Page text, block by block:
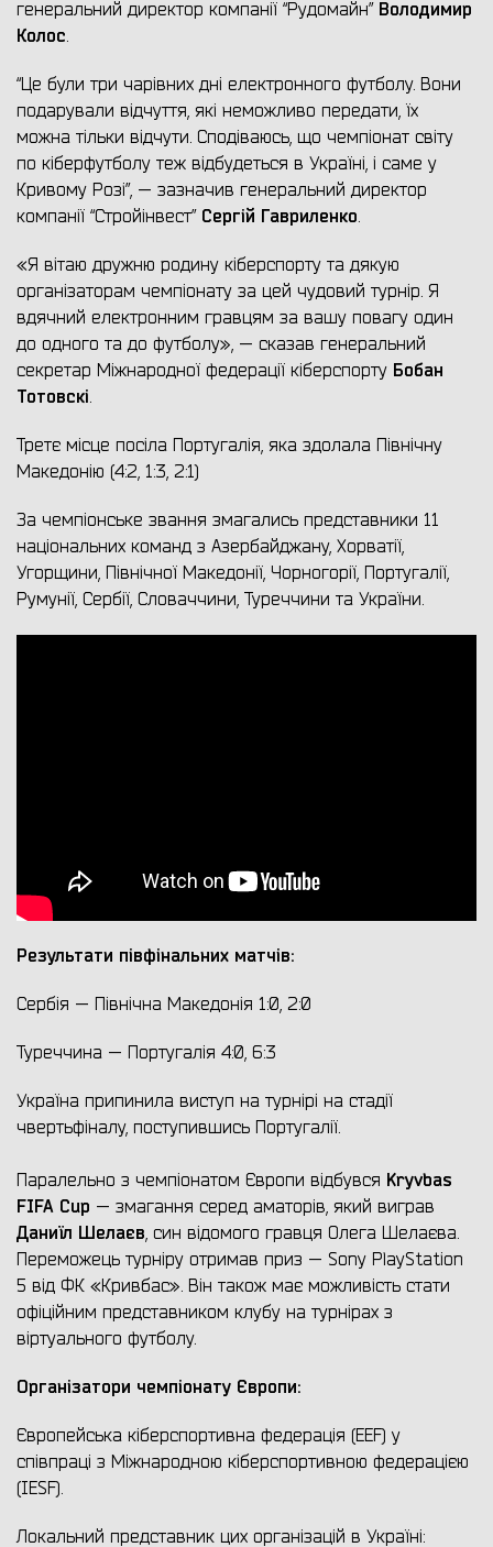
генеральний директор компанії “Рудомайн” Володимир
Колос.
“Це були три чарівних дні електронного футболу. Вони
подарували відчуття, які неможливо передати, їх
можна тільки відчути. Сподіваюсь, що чемпіонат світу
по кіберфутболу теж відбудеться в Україні, і саме у
Кривому Розі”, — зазначив генеральний директор
компанії “Стройінвест” Сергій Гавриленко.
«Я вітаю дружню родину кіберспорту та дякую
організаторам чемпіонату за цей чудовий турнір. Я
вдячний електронним гравцям за вашу повагу один
до одного та до футболу», — сказав генеральний
секретар Міжнародної федерації кіберспорту Бобан
Тотовскі.
Третє місце посіла Португалія, яка здолала Північну
Македонію (4:2, 1:3, 2:1)
За чемпіонське звання змагались представники 11
національних команд з Азербайджану, Хорватії,
Угорщини, Північної Македонії, Чорногорії, Португалії,
Румунії, Сербії, Словаччини, Туреччини та України.
Результати півфінальних матчів:
Сербія — Північна Македонія 1:0, 2:0
Туреччина — Португалія 4:0, 6:3
Україна припинила виступ на турнірі на стадії
чвертьфіналу, поступившись Португалії.
Паралельно з чемпіонатом Європи відбувся Kryvbas
FIFA Cup — змагання серед аматорів, який виграв
Даниїл Шелаєв, син відомого гравця Олега Шелаєва.
Переможець турніру отримав приз — Sony PlayStation
5 від ФК «Кривбас». Він також має можливість стати
офіційним представником клубу на турнірах з
віртуального футболу.
Організатори чемпіонату Європи:
Європейська кіберспортивна федерація (EEF) у
співпраці з Міжнародною кіберспортивною федерацією
(IESF).
Локальний представник цих організацій в Україні: